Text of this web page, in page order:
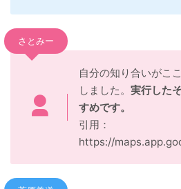
さとみー
自分の知り合いがこ
しました。 実行した
すめです。
引用：
https://